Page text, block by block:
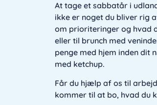
At tage et sabbatår i
ikke er noget du bliver rig
om prioriteringer og hvad
eller til brunch med
penge med hjem inden dit
med ketchup.
Får du hjælp af os til
kommer til at bo, hvad du